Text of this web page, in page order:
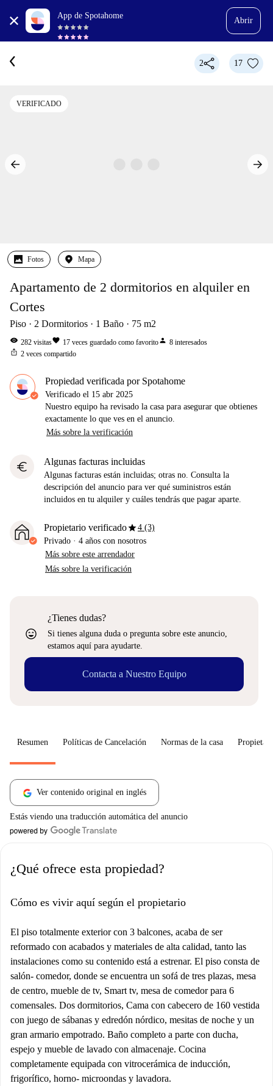
App de Spotahome
Abrir
2 17
VERIFICADO
Fotos Mapa
Apartamento de 2 dormitorios en alquiler en
Cortes
Piso 2 Dormitorios 1 Baño 75 m2
visibility 282 visitasfavorite 17 veces guardado como favoritoperson 8 interesados
ios_share 2 veces compartido
Propiedad verificada por Spotahome
Verificado el 15 abr 2025
Nuestro equipo ha revisado la casa para asegurar que obtienes
exactamente lo que ves en el anuncio.
Más sobre la verificación
euro Algunas facturas incluidas
Algunas facturas están incluidas; otras no. Consulta la
descripción del anuncio para ver qué suministros están
incluidos en tu alquiler y cuáles tendrás que pagar aparte.
Propietario verificadostar4 (3)
Privado · 4 años con nosotros
Más sobre este arrendador
Más sobre la verificación
sentiment_very_satisfied
¿Tienes dudas?
Si tienes alguna duda o pregunta sobre este anuncio,
estamos aquí para ayudarte.
Contacta a Nuestro Equipo
Resumen Políticas de Cancelación Normas de la casa
Ver contenido original en inglés
Estás viendo una traducción automática del anuncio
¿Qué ofrece esta propiedad?
Cómo es vivir aquí según el propietario
El piso totalmente exterior con 3 balcones, acaba de ser
reformado con acabados y materiales de alta calidad, tanto las
instalaciones como su contenido está a estrenar. El piso consta de
salón- comedor, donde se encuentra un sofá de tres plazas, mesa
de centro, mueble de tv, Smart tv, mesa de comedor para 6
comensales. Dos dormitorios, Cama con cabecero de 160 vestida
con juego de sábanas y edredón nórdico, mesitas de noche y un
gran armario empotrado. Baño completo a parte con ducha,
espejo y mueble de lavado con almacenaje. Cocina
completamente equipada con vitrocerámica de inducción,
frigorífico, horno- microondas y lavadora.